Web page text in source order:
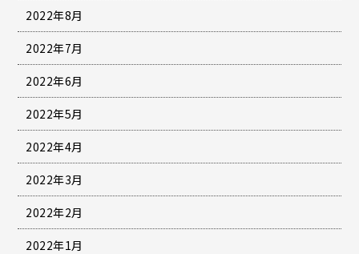
2022年8月
2022年7月
2022年6月
2022年5月
2022年4月
2022年3月
2022年2月
2022年1月